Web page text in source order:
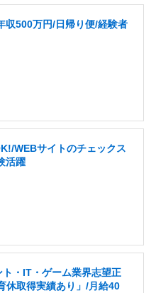
収500万円/日帰り便/経験者
WEBサイトのチェックス
活躍
・IT・ゲーム業界志望正
休取得実績あり」/月給40